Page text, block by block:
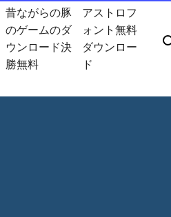
昔ながらの豚
のゲームのダ
ウンロード決
勝無料
アストロフ
ォント無料
ダウンロー
ド